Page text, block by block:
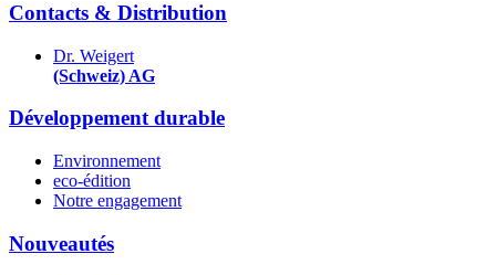
Contacts & Distribution
Dr. Weigert
(Schweiz) AG
Développement durable
Environnement
eco-édition
Notre engagement
Nouveautés